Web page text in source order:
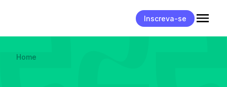
Inscreva-se
Home